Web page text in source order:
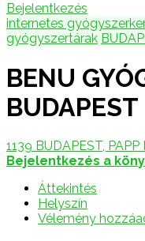
Bejelentkezés
internetes
gyógyszertárak
BENU
1139 BUDAPEST,
Bejelentkezés a
Áttekintés
Helyszín
Vélemény